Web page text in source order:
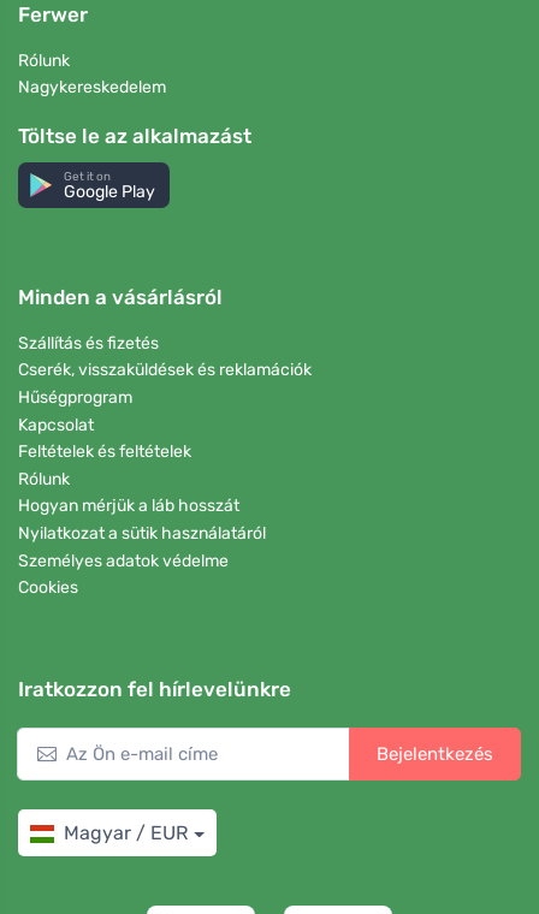
Ferwer
Rólunk
Nagykereskedelem
Töltse le az alkalmazást
Get it on
Google Play
Minden a vásárlásról
Szállítás és fizetés
Cserék, visszaküldések és reklamációk
Hűségprogram
Kapcsolat
Feltételek és feltételek
Rólunk
Hogyan mérjük a láb hosszát
Nyilatkozat a sütik használatáról
Személyes adatok védelme
Cookies
Iratkozzon fel hírlevelünkre
Bejelentkezés
Magyar / EUR